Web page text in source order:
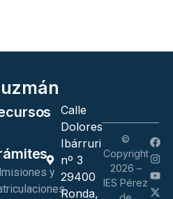
y
Calle
Dolores
Ibárruri
nº 3
29400
Ronda,
©
Copyright
2026 –
IES Pérez